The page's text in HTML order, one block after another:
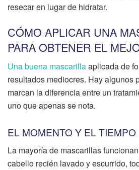
resecar en lugar de hidratar.
CÓMO APLICAR UNA
PARA OBTENER EL
Una buena mascarillaaplicada de
resultados mediocres. Hay algunos
marcan la diferencia entre un
uno que apenas se nota.
EL MOMENTO Y EL
La mayoría de mascarillas
cabello recién lavado y escurrido,